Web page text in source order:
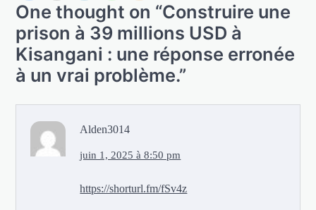
One thought on “Construire une
prison à 39 millions USD à
Kisangani : une réponse erronée
à un vrai problème.”
Alden3014
juin 1, 2025 à 8:50 pm
https://shorturl.fm/fSv4z